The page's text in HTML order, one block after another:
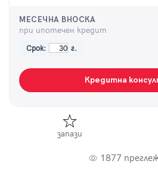
МЕСЕЧНА ВНОСКА
при ипотечен кредит
Срок: г.
Кредитна
запази
1877